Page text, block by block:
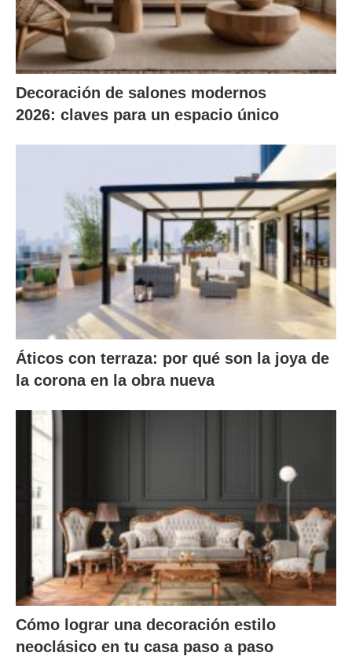
Decoración de salones modernos
2026: claves para un espacio único
Áticos con terraza: por qué son la joya de
la corona en la obra nueva
Cómo lograr una decoración estilo
neoclásico en tu casa paso a paso